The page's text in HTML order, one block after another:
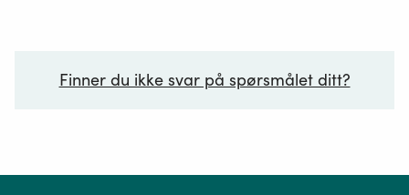
Finner du ikke svar på spørsmålet ditt?